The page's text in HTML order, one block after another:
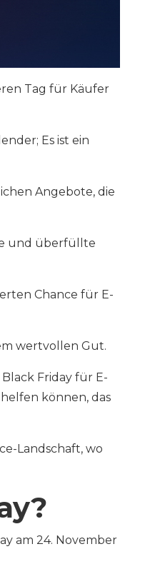
Tag für Käufer
Es ist ein
Angebote, die
und überfüllte
Chance für E-
wertvollen Gut.
Friday für E-
können, das
Landschaft, wo
am 24. November